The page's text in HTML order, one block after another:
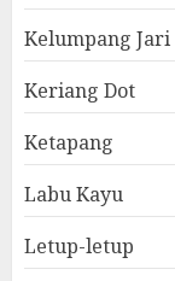
Kelumpang Jari
Keriang Dot
Ketapang
Labu Kayu
Letup-letup